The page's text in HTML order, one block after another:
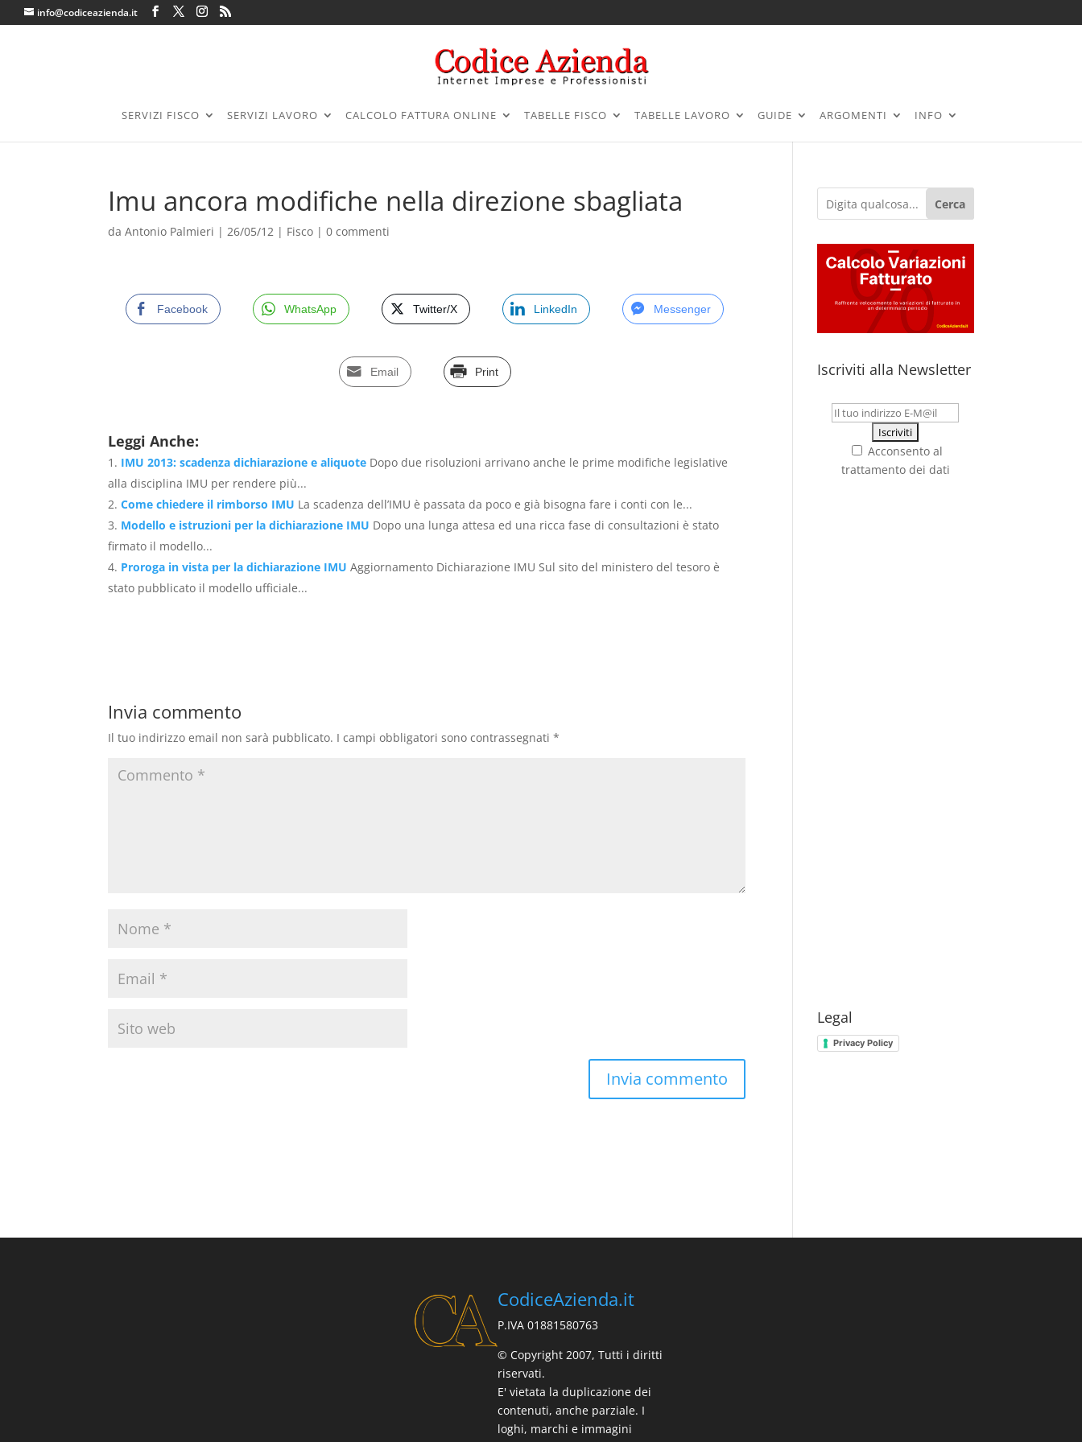
info@codiceazienda.it
SERVIZI FISCO SERVIZI LAVORO CALCOLO FATTURA ONLINE TABELLE FISCO TABELLE LAVORO GUIDE ARGOMENTI INFO
Imu ancora modifiche nella direzione sbagliata
daAntonio Palmieri |26/05/12 | Fisco |0 commenti
Facebook WhatsApp Twitter/X LinkedIn Messenger
Email Print
Leggi Anche:
IMU 2013: scadenza dichiarazione e aliquote Dopo due risoluzioni arrivano anche le prime modifiche legislative
alla disciplina IMU per rendere più...
Come chiedere il rimborso IMU La scadenza dell’IMU è passata da poco e già bisogna fare i conti con le...
Modello e istruzioni per la dichiarazione IMU Dopo una lunga attesa ed una ricca fase di consultazioni è stato
firmato il modello...
Proroga in vista per la dichiarazione IMU Aggiornamento Dichiarazione IMU Sul sito del ministero del tesoro è
stato pubblicato il modello ufficiale...
Invia commento
Il tuo indirizzo email non sarà pubblicato. I campi obbligatori sono contrassegnati*
Cerca
Iscriviti alla Newsletter
Acconsento al
trattamento dei dati
Legal
Privacy Policy
CodiceAzienda.it
P.IVA 01881580763
© Copyright 2007, Tutti i diritti
riservati.
E' vietata la duplicazione dei
contenuti, anche parziale. I
loghi, marchi e immagini